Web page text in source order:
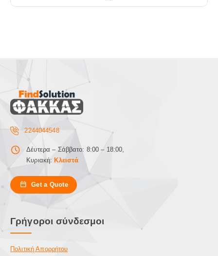
2244044548
Δέυτερα – Σάββατο: 8:00 – 18:00,
Κυριακή: Κλειστά
Get a Quote
Γρήγοροι σύνδεσμοι
Πολιτική Απορρήτου